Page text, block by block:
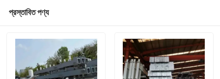
প্রস্তাবিত পণ্য